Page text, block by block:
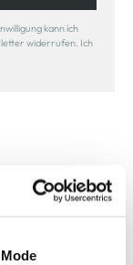
kann ich
widerrufen. Ich